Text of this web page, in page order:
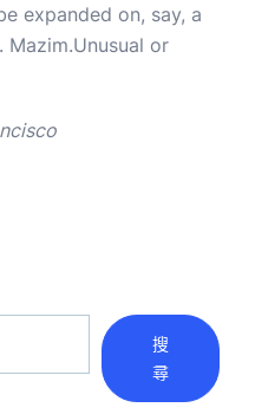
expanded on, say, a
Mazim.Unusual or
搜
尋